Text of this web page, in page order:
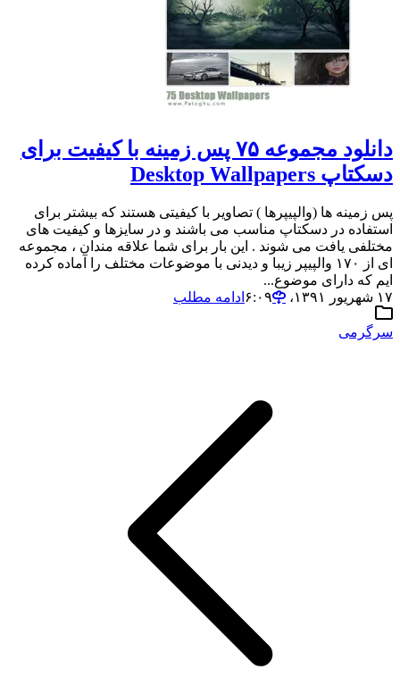
دانلود مجموعه ۷۵ پس زمینه با کیفیت برای
دسکتاپ Desktop Wallpapers
پس زمینه ها (والپیپرها ) تصاویر با کیفیتی هستند که بیشتر برای
استفاده در دسکتاپ مناسب می باشند و در سایزها و کیفیت های
مختلفی یافت می شوند . این بار برای شما علاقه مندان ، مجموعه
ای از ۱۷۰ والپیپر زیبا و دیدنی با موضوعات مختلف را آماده کرده
ایم که دارای موضوع...
۱۷ شهریور ۱۳۹۱،‏ ۶:۰۹
ادامه مطلب
سرگرمی